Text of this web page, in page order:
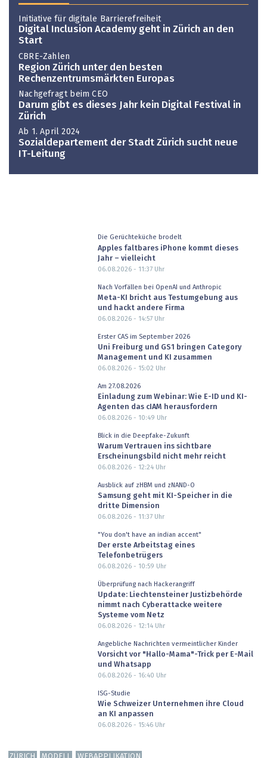
Initiative für digitale Barrierefreiheit
Digital Inclusion Academy geht in Zürich an den
Start
CBRE-Zahlen
Region Zürich unter den besten
Rechenzentrumsmärkten Europas
Nachgefragt beim CEO
Darum gibt es dieses Jahr kein Digital Festival in
Zürich
Ab 1. April 2024
Sozialdepartement der Stadt Zürich sucht neue
IT-Leitung
Die Gerüchteküche brodelt
Apples faltbares iPhone kommt dieses
Jahr – vielleicht
06.08.2026 - 11:37Uhr
Nach Vorfällen bei OpenAI und Anthropic
Meta-KI bricht aus Testumgebung aus
und hackt andere Firma
06.08.2026 - 14:57Uhr
Erster CAS im September 2026
Uni Freiburg und GS1 bringen Category
Management und KI zusammen
06.08.2026 - 15:02 Uhr
Am 27.08.2026
Einladung zum Webinar: Wie E-ID und KI-
Agenten das cIAM herausfordern
06.08.2026 - 10:49 Uhr
Blick in die Deepfake-Zukunft
Warum Vertrauen ins sichtbare
Erscheinungsbild nicht mehr reicht
06.08.2026 - 12:24Uhr
Ausblick auf zHBM und zNAND-O
Samsung geht mit KI-Speicher in die
dritte Dimension
06.08.2026 - 11:37Uhr
"You don't have an indian accent"
Der erste Arbeitstag eines
Telefonbetrügers
06.08.2026 - 10:59 Uhr
Überprüfung nach Hackerangriff
Update: Liechtensteiner Justizbehörde
nimmt nach Cyberattacke weitere
Systeme vom Netz
06.08.2026 - 12:14Uhr
Angebliche Nachrichten vermeintlicher Kinder
Vorsicht vor "Hallo-Mama"-Trick per E-Mail
und Whatsapp
06.08.2026 - 16:40 Uhr
ISG-Studie
Wie Schweizer Unternehmen ihre Cloud
an KI anpassen
06.08.2026 - 15:46Uhr